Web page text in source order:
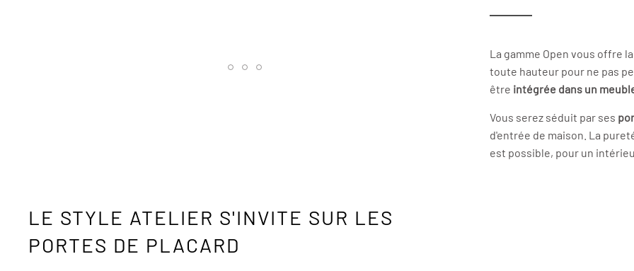
La gamme Open vous offre
toute hauteur pour ne pas
être intégrée dans un
Vous serez séduit par ses
d'entrée de maison. La
est possible, pour un
LE STYLE ATELIER S'INVITE SUR LES
PORTES DE PLACARD